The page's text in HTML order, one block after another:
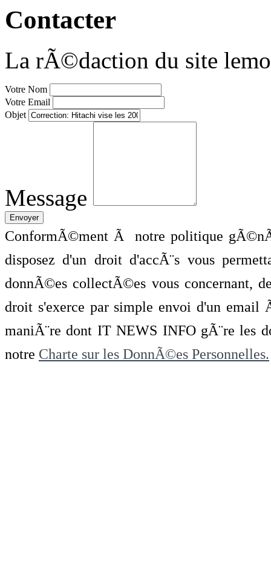
Contacter
La rÃ©daction du site
Votre Nom
Votre Email
Objet
Message
ConformÃ©ment Ã notre politique
disposez d'un droit d'accÃ¨s vous
donnÃ©es collectÃ©es vous concernant,
droit s'exerce par simple envoi d'un
maniÃ¨re dont IT NEWS INFO gÃ¨re les
notre Charte sur les DonnÃ©es Personnelles.